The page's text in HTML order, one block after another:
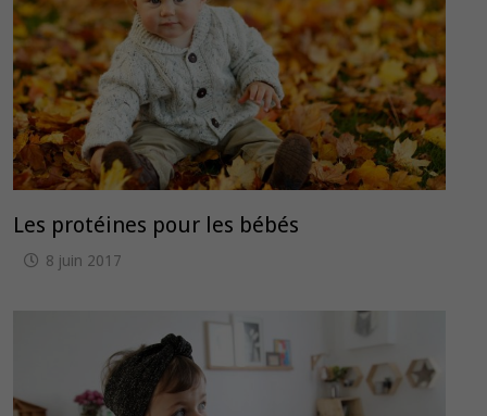
Les protéines pour les bébés
8 juin 2017